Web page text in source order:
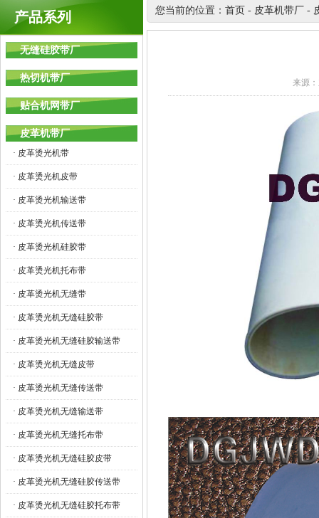
产品系列
无缝硅胶带厂
热切机带厂
贴合机网带厂
皮革机带厂
· 皮革烫光机带
· 皮革烫光机皮带
· 皮革烫光机输送带
· 皮革烫光机传送带
· 皮革烫光机硅胶带
· 皮革烫光机托布带
· 皮革烫光机无缝带
· 皮革烫光机无缝硅胶带
· 皮革烫光机无缝硅胶输送带
· 皮革烫光机无缝皮带
· 皮革烫光机无缝传送带
· 皮革烫光机无缝输送带
· 皮革烫光机无缝托布带
· 皮革烫光机无缝硅胶皮带
· 皮革烫光机无缝硅胶传送带
· 皮革烫光机无缝硅胶托布带
您当前的位置： 首页 - 皮革机带厂 -
来源